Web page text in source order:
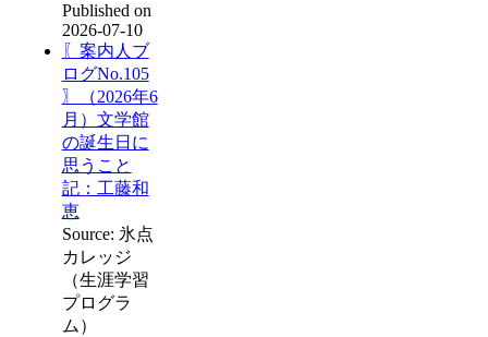
Published on
2026-07-10
〖案内人ブ
ログNo.105
〗（2026年6
月）文学館
の誕生日に
思うこと
記：工藤和
恵
Source: 氷点
カレッジ
（生涯学習
プログラ
ム）